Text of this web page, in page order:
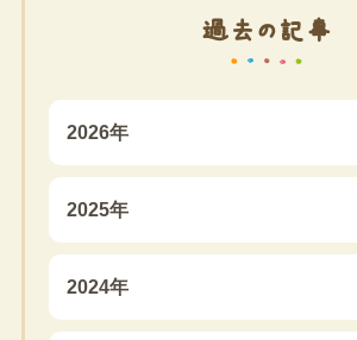
過去の記事
2026年
2025年
2024年